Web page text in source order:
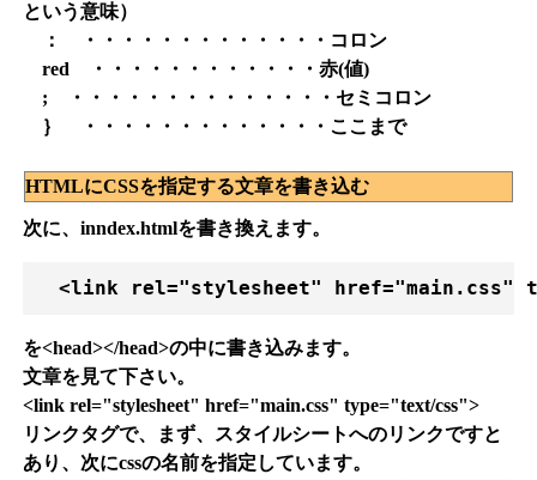
という意味）
： ・・・・・・・・・・・・・コロン
red ・・・・・・・・・・・・赤(値)
; ・・・・・・・・・・・・・・セミコロン
｝ ・・・・・・・・・・・・・ここまで
HTMLにCSSを指定する文章を書き込む
次に、inndex.htmlを書き換えます。
<link rel="stylesheet" href="main.css"
を<head></head>の中に書き込みます。
文章を見て下さい。
<link rel="stylesheet" href="main.css" type="text/css">
リンクタグで、まず、スタイルシートへのリンクですと
あり、次にcssの名前を指定しています。